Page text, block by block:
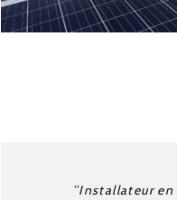
“Installateur